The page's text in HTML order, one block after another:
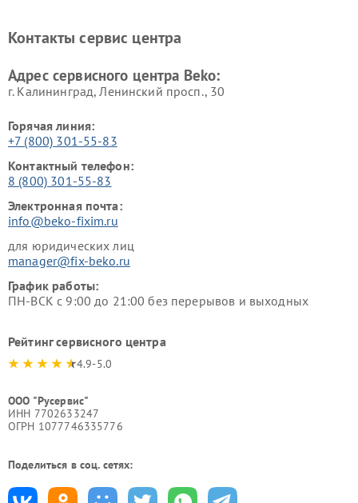
Ремонт холодильников Beko Ремонт морозильных камер
Контакты сервис центра
Адрес сервисного центра Beko:
г. Калининград, Ленинский просп., 30
Горячая линия:
+7 (800) 301-55-83
Контактный телефон:
8 (800) 301-55-83
Электронная почта:
info@beko-fixim.ru
для юридических лиц
manager@fix-beko.ru
График работы:
ПН-ВСК с 9:00 до 21:00 без перерывов и выходных
Рейтинг сервисного центра
4.9-5.0
ООО "Русервис"
ИНН 7702633247
ОГРН 1077746335776
Поделиться в соц. сетях: